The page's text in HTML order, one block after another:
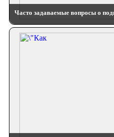
Часто задаваемые вопросы о